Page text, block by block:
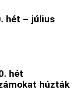
hét – július
hét
húzták